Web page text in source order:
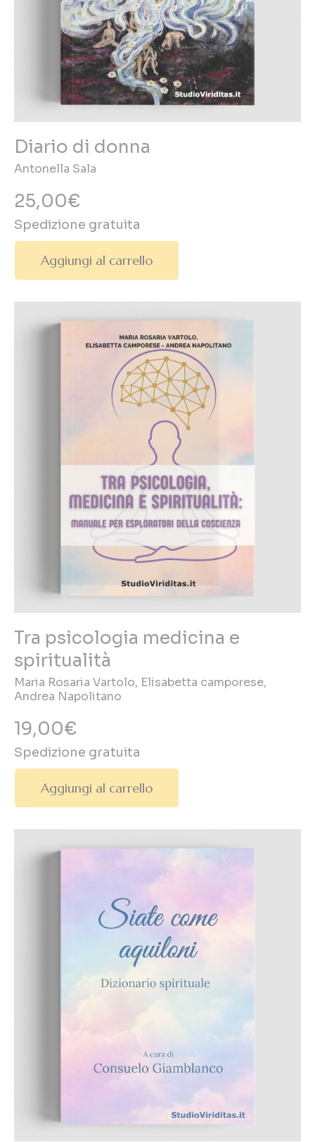
Diario di donna
Antonella Sala
25,00€
Spedizione gratuita
Aggiungi al carrello
Tra psicologia medicina e
spiritualità
Maria Rosaria Vartolo, Elisabetta camporese,
Andrea Napolitano
19,00€
Spedizione gratuita
Aggiungi al carrello